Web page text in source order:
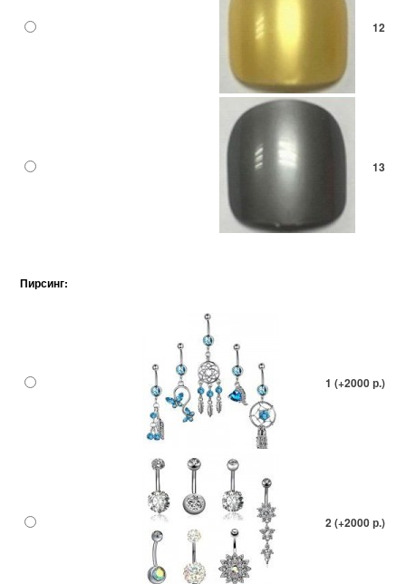
12
13
Пирсинг:
1 (+2000 р.)
2 (+2000 р.)